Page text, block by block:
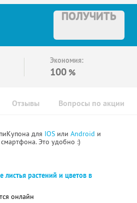
ПОЛУЧИТЬ
Экономия:
100 %
Отзывы Вопросы по акции
для IOS или Android и
Это удобно :)
растений и цветов в
онлайн